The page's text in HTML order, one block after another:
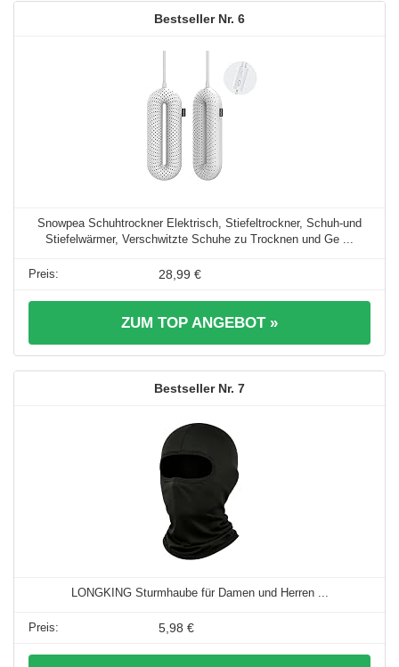
6
Snowpea Schuhtrockner Elektrisch, Stiefeltrockner, Schuh-und
Stiefelwärmer, Verschwitzte Schuhe zu Trocknen und Ge ...
28,99 €
ZUM TOP ANGEBOT »
7
LONGKING Sturmhaube für Damen und Herren ...
5,98 €